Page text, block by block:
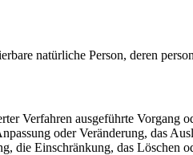
natürliche Person, deren
Verfahren ausgeführte Vorgang
oder Veränderung, das
die Einschränkung, das Löschen